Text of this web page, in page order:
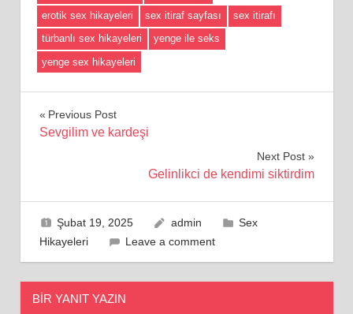
erotik sex hikayeleri
sex itiraf sayfası
sex itirafı
türbanlı sex hikayeleri
yenge ile seks
yenge sex hikayeleri
Yazı
Previous Post
Sevgilim ve kardeşi
Next Post
Gelinlikci de kendimi siktirdim
Şubat 19, 2025 admin
Sex
Hikayeleri
Leave a comment
BIR YANIT YAZIN